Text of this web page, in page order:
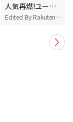
人気再燃!ユーロビート特集
Edited By Rakuten Music